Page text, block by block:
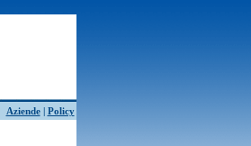
Aziende| Policy